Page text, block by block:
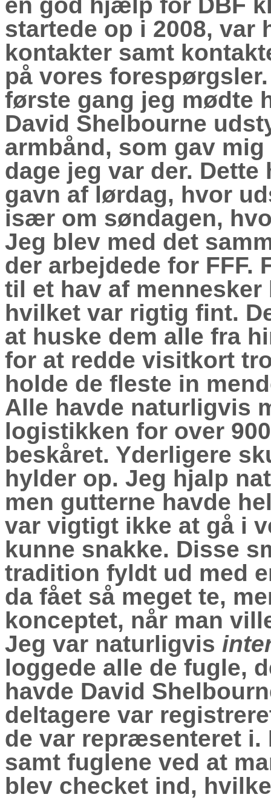
en god hjælp for DBF
startede op i 2008, var
kontakter samt
på vores
første gang jeg mødte
David Shelbourne
armbånd, som gav
dage jeg var der.
gavn af lørdag, hvor
især om søndagen,
Jeg blev med det
der arbejdede for FFF.
til et hav af
hvilket var rigtig fint.
at huske dem alle fra
for at redde visitkort
holde de fleste in
Alle havde naturligvis
logistikken for over
beskåret. Yderligere
hylder op. Jeg hjalp
men gutterne havde
var vigtigt ikke at gå i
kunne snakke. Disse
tradition fyldt ud med
da fået så meget te,
konceptet, når man
Jeg var naturligvis
loggede alle de fugle,
havde David
deltagere var
de var repræsenteret i.
samt fuglene ved at
blev checket ind,